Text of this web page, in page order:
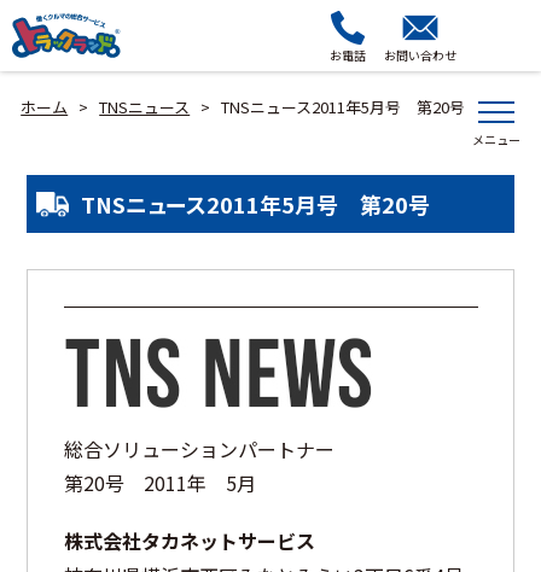
お電話 お問い合わせ
ホーム > TNSニュース > TNSニュース2011年5月号 第20号
TNSニュース2011年5月号 第20号
総合ソリューションパートナー
第20号 2011年 5月
株式会社タカネットサービス